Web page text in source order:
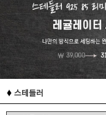
스테들러